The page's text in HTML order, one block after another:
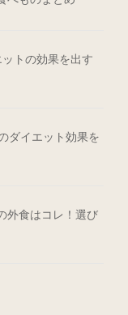
トの効果を出す
ダイエット効果を
外食はコレ！選び